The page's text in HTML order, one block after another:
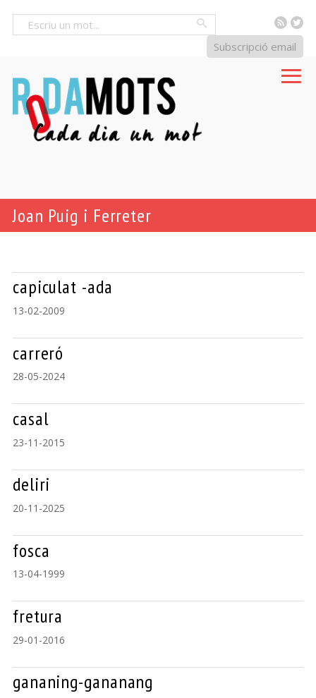
RSS
Subscripció email
Joan Puig i Ferreter
capiculat -ada
13-02-2009
carreró
28-05-2024
casal
23-11-2015
deliri
20-11-2025
fosca
13-04-1999
fretura
29-01-2016
gananing-gananang